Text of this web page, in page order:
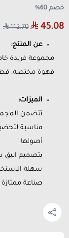
خصم 60%
45.08
112.70
عن المنتج:
مجموعة فريدة
قهوة مختصة,
الميزات:
تتضمن
مناسبة
أصولها
بتصميم
سهلة
صناعة